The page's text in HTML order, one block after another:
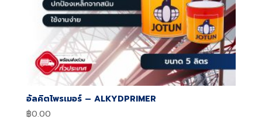
อัลคิตไพรเมอร์ – ALKYDPRIMER
฿0.00